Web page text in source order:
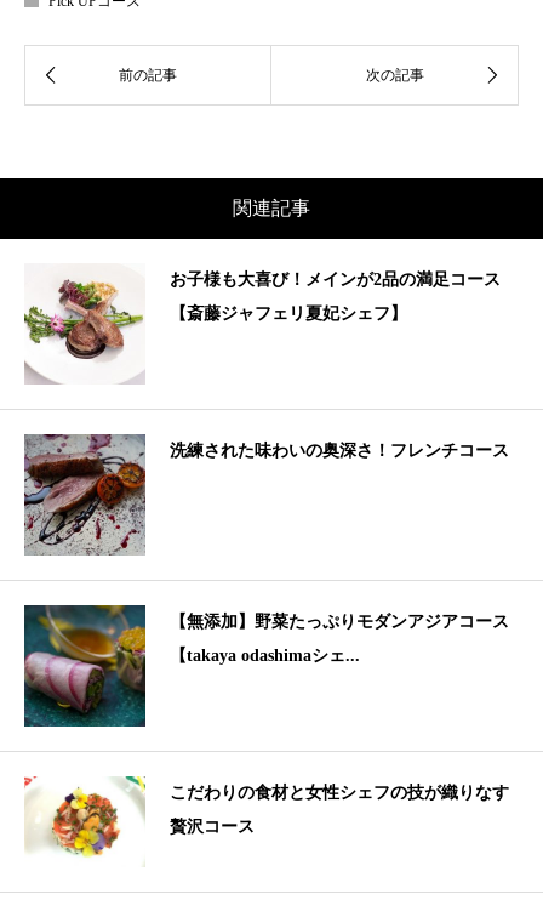
関連記事
お子様も大喜び！メインが2品の満足コース
【斎藤ジャフェリ夏妃シェフ】
洗練された味わいの奥深さ！フレンチコース
【無添加】野菜たっぷりモダンアジアコース
【takaya odashimaシェ...
こだわりの食材と女性シェフの技が織りなす
贅沢コース